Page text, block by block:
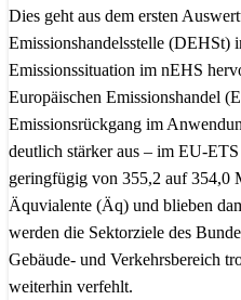
Dies geht aus dem ersten
Emissionshandelsstelle
Emissionssituation im nEHS
Europäischen Emissionshandel
Emissionsrückgang im
deutlich stärker aus – im EU-
geringfügig von 355,2 auf 354,0
Äquvialente (Äq) und blieben
werden die Sektorziele des
Gebäude- und Verkehrsbereich
weiterhin verfehlt.